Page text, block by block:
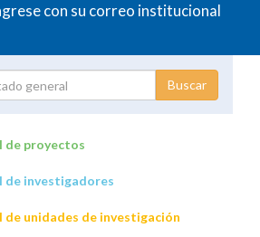
con su correo institucional
investigación
de proyectos
de investigadores
de unidades de investigación